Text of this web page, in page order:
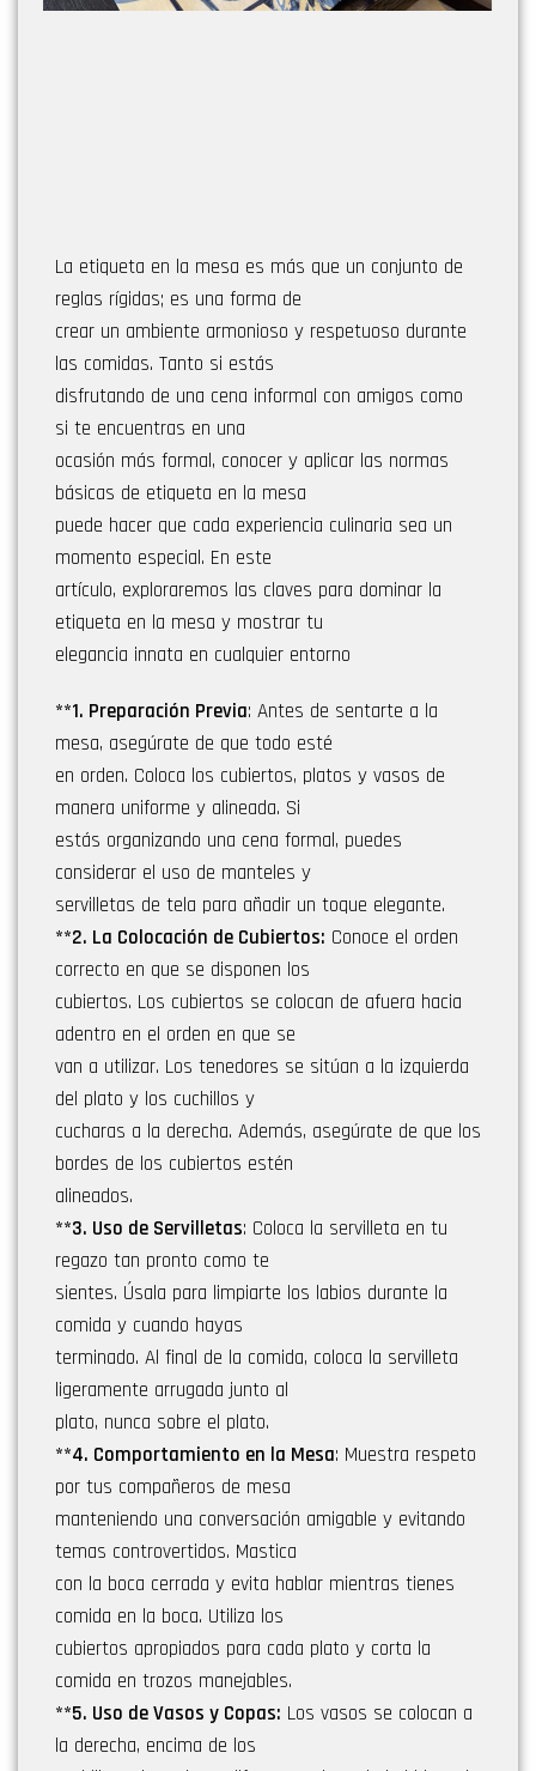
La etiqueta en la mesa es más que un conjunto de
reglas rígidas; es una forma de
crear un ambiente armonioso y respetuoso durante
las comidas. Tanto si estás
disfrutando de una cena informal con amigos como
si te encuentras en una
ocasión más formal, conocer y aplicar las normas
básicas de etiqueta en la mesa
puede hacer que cada experiencia culinaria sea un
momento especial. En este
artículo, exploraremos las claves para dominar la
etiqueta en la mesa y mostrar tu
elegancia innata en cualquier entorno
**1. Preparación Previa: Antes de sentarte a la
mesa, asegúrate de que todo esté
en orden. Coloca los cubiertos, platos y vasos de
manera uniforme y alineada. Si
estás organizando una cena formal, puedes
considerar el uso de manteles y
servilletas de tela para añadir un toque elegante.
**2. La Colocación de Cubiertos: Conoce el orden
correcto en que se disponen los
cubiertos. Los cubiertos se colocan de afuera hacia
adentro en el orden en que se
van a utilizar. Los tenedores se sitúan a la izquierda
del plato y los cuchillos y
cucharas a la derecha. Además, asegúrate de que los
bordes de los cubiertos estén
alineados.
**3. Uso de Servilletas: Coloca la servilleta en tu
regazo tan pronto como te
sientes. Úsala para limpiarte los labios durante la
comida y cuando hayas
terminado. Al final de la comida, coloca la servilleta
ligeramente arrugada junto al
plato, nunca sobre el plato.
**4. Comportamiento en la Mesa: Muestra respeto
por tus compañeros de mesa
manteniendo una conversación amigable y evitando
temas controvertidos. Mastica
con la boca cerrada y evita hablar mientras tienes
comida en la boca. Utiliza los
cubiertos apropiados para cada plato y corta la
comida en trozos manejables.
**5. Uso de Vasos y Copas: Los vasos se colocan a
la derecha, encima de los